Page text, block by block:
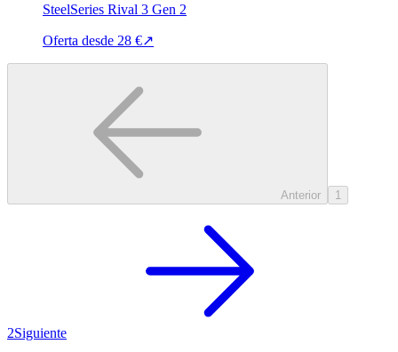
SteelSeries Rival 3 Gen 2
Oferta desde 28 €↗
Anterior 1
2Siguiente